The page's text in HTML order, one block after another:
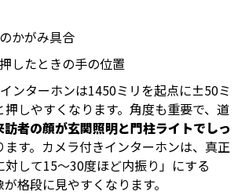
かがみ具合
したときの手の位置
ンターホンは1450ミリを起点に±50ミ
押しやすくなります。角度も重要で、道
訪者の顔が玄関照明と門柱ライトでしっ
ます。カメラ付きインターホンは、真正
して15〜30度ほど内振り」にする
格段に見やすくなります。